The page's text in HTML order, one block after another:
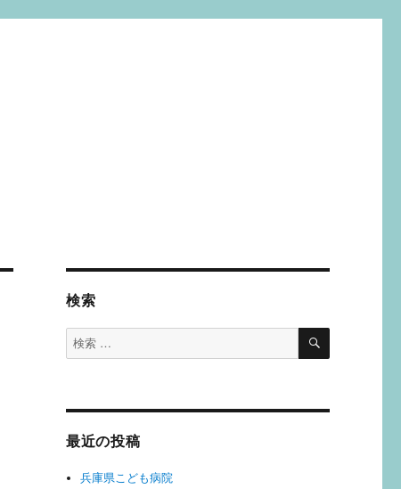
検索
検
索
検
最近の投稿
兵庫県こども病院